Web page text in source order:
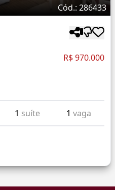
Cód.: 286433
R$ 970.000
1 suíte 1 vaga